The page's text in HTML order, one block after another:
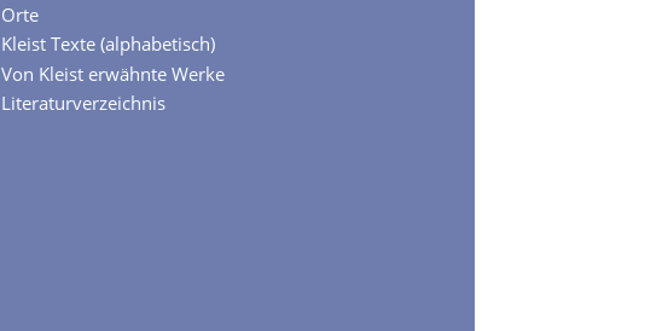
Orte
Kleist Texte (alphabetisch)
Von Kleist erwähnte Werke
Literaturverzeichnis